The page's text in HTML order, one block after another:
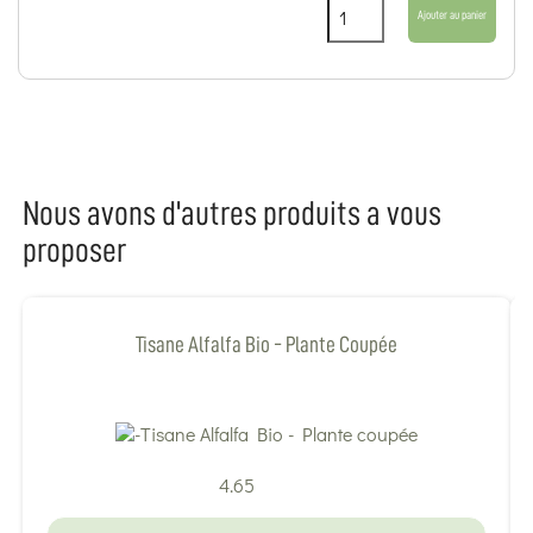
Ajouter au panier
Nous avons d'autres produits a vous
proposer
Tisane Alfalfa Bio - Plante Coupée
4.65